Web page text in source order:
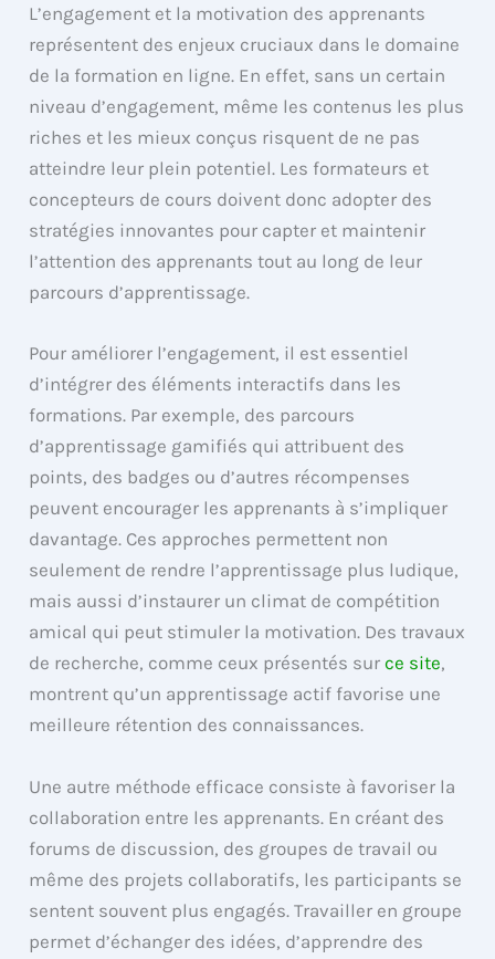
L’engagement et la motivation des apprenants
représentent des enjeux cruciaux dans le domaine
de la formation en ligne. En effet, sans un certain
niveau d’engagement, même les contenus les plus
riches et les mieux conçus risquent de ne pas
atteindre leur plein potentiel. Les formateurs et
concepteurs de cours doivent donc adopter des
stratégies innovantes pour capter et maintenir
l’attention des apprenants tout au long de leur
parcours d’apprentissage.
Pour améliorer l’engagement, il est essentiel
d’intégrer des éléments interactifs dans les
formations. Par exemple, des parcours
d’apprentissage gamifiés qui attribuent des
points, des badges ou d’autres récompenses
peuvent encourager les apprenants à s’impliquer
davantage. Ces approches permettent non
seulement de rendre l’apprentissage plus ludique,
mais aussi d’instaurer un climat de compétition
amical qui peut stimuler la motivation. Des travaux
de recherche, comme ceux présentés surce site,
montrent qu’un apprentissage actif favorise une
meilleure rétention des connaissances.
Une autre méthode efficace consiste à favoriser la
collaboration entre les apprenants. En créant des
forums de discussion, des groupes de travail ou
même des projets collaboratifs, les participants se
sentent souvent plus engagés. Travailler en groupe
permet d’échanger des idées, d’apprendre des